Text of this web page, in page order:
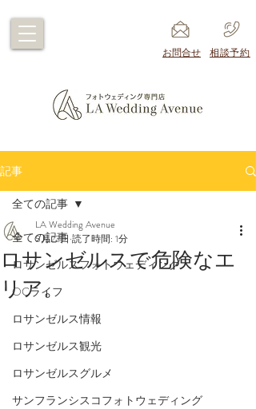
​お問合せ ​相談予約
記事
全ての記事
ロサンゼルスフォトウェディング
OCライフ
ロサンゼルス情報
ロサンゼルス観光
ロサンゼルスグルメ
サンフランシスコフォトウェディング
全ての記事
ロサンゼルスで危険なエ
リア。
LA Wedding Avenue
5月22日 読了時間: 1分